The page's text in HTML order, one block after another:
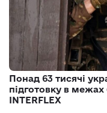
Понад 63 тисячі
підготовку в межах
INTERFLEX